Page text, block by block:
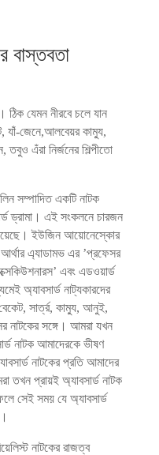
বাস্তবতা
যেমন নীরবে চলে যান
যাঁ-জেনে,আলবেয়র কাম্যু,
এঁরা নির্জনের শিল্পীতো
সম্পাদিত একটি নাটক
ড্রামা। এই সংকলনে চারজন
ইউজিন আয়োনেস্কোর
এ্যাডামভ এর ’প্রফেসর
এবং এডওয়ার্ড
অ্যাবসার্ড নাট্যকারদের
সার্ত্র, কাম্যু, আনুই,
নাটকের সঙ্গে। আমরা যখন
নাটক আমাদেরকে ভীষণ
নাটকের প্রতি আমাদের
তখন প্রায়ই অ্যাবসার্ড নাটক
সেই সময় যে অ্যাবসার্ড
নাটকের রাজত্ব